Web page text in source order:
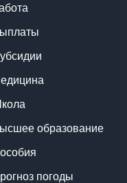
образование
погоды